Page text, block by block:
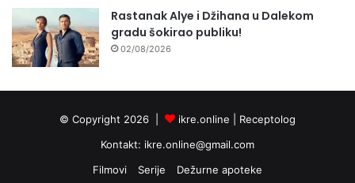
Rastanak Alye i Džihana u Dalekom
gradu šokirao publiku!
02/08/2026
© Copyright 2026 | ikre.online | Receptolog
Kontakt: ikre.online@gmail.com
Filmovi
Serije Dežurne apoteke